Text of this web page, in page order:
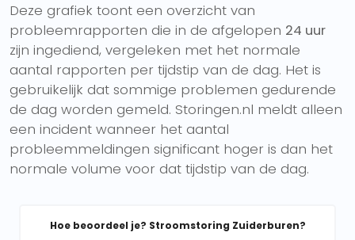
Deze grafiek toont een overzicht van
probleemrapporten die in de afgelopen 24 uur
zijn ingediend, vergeleken met het normale
aantal rapporten per tijdstip van de dag. Het is
gebruikelijk dat sommige problemen gedurende
de dag worden gemeld. Storingen.nl meldt alleen
een incident wanneer het aantal
probleemmeldingen significant hoger is dan het
normale volume voor dat tijdstip van de dag.
Hoe beoordeel je? Stroomstoring Zuiderburen?